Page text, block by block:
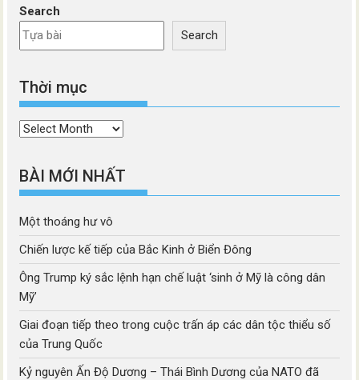
Search
Search
Thời mục
Thời
BÀI MỚI NHẤT
Một thoáng hư vô
Chiến lược kế tiếp của Bắc Kinh ở Biển Đông
Ông Trump ký sắc lệnh hạn chế luật ‘sinh ở Mỹ là công dân
Mỹ’
Giai đoạn tiếp theo trong cuộc trấn áp các dân tộc thiểu số
của Trung Quốc
Kỷ nguyên Ấn Độ Dương – Thái Bình Dương của NATO đã